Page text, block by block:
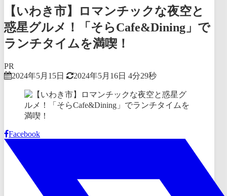
【いわき市】ロマンチックな夜空と
惑星グルメ！「そらCafe&Dining」で
ランチタイムを満喫！
PR
2024年5月15日
2024年5月16日 4分29秒
Facebook